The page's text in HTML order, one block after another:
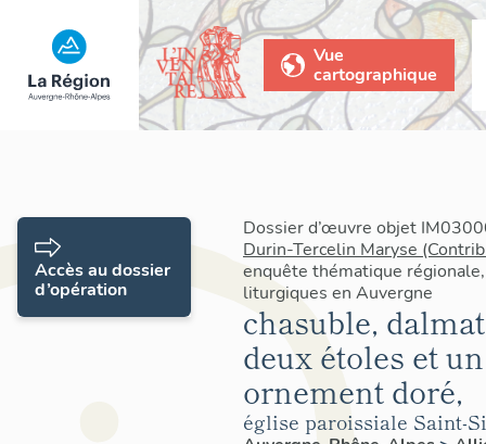
Vue
cartographique
Dossier d’œuvre objet
Durin-Tercelin Maryse
enquête thématique
liturgiques en Auvergne
chasuble,
deux étoles et
ornement doré,
église paroissiale Saint-
Accès au dossier
d’opération